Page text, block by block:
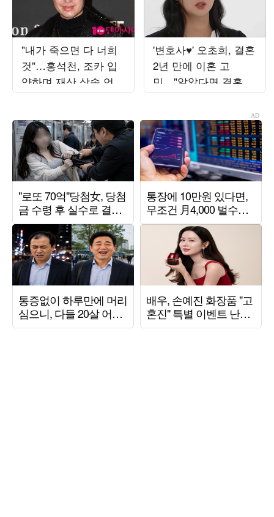
"내가 죽으면 다 너희
것"…홍석천, 조카 입
양하며 재산 상속 언급
한 이유 ('피식쇼')
'변호사♥' 오초희, 결혼
2년 만에 이혼 고
민…"알았다면 결혼 안
했다" ('오은영리포트')